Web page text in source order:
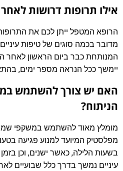
אילו תרופות דרושות לאחר
הרופא המטפל ייתן לכם את
מדובר בכמה סוגים של טיפות
המנותחת כבר ביום הראשון לאחר
יימשך ככל הנראה מספר ימים,
האם יש צורך להשתמש
הניתוח?
מומלץ מאוד להשתמש במשקפי שמש,
מפלסטיק המיועד למנוע פגיעה
בשעות הלילה, כאשר ישנים, וכן
עיניים נמשך בדרך כלל שבועיים